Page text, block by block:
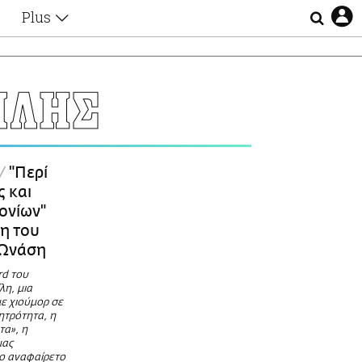
Plus
Αφιερώματα
Ζώδια
Οι Αθηναίοι
Απώλειες
Lgbtqi+
Επιλογές
"Περί
και
του
του
μια
χιούμορ σε
η
η
αναφαίρετο